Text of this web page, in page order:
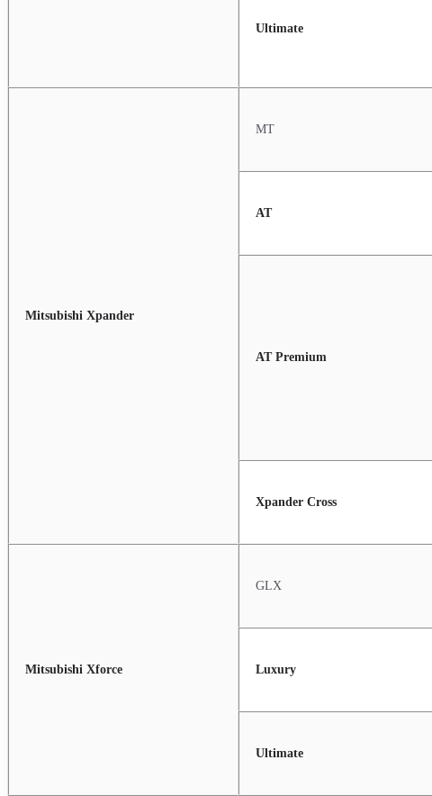
Ultimate
Mitsubishi Xpander
MT
AT
AT Premium
Xpander Cross
Mitsubishi Xforce
GLX
Luxury
Ultimate